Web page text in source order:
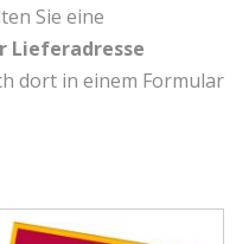
Sie eine
Lieferadresse
dort in einem Formular